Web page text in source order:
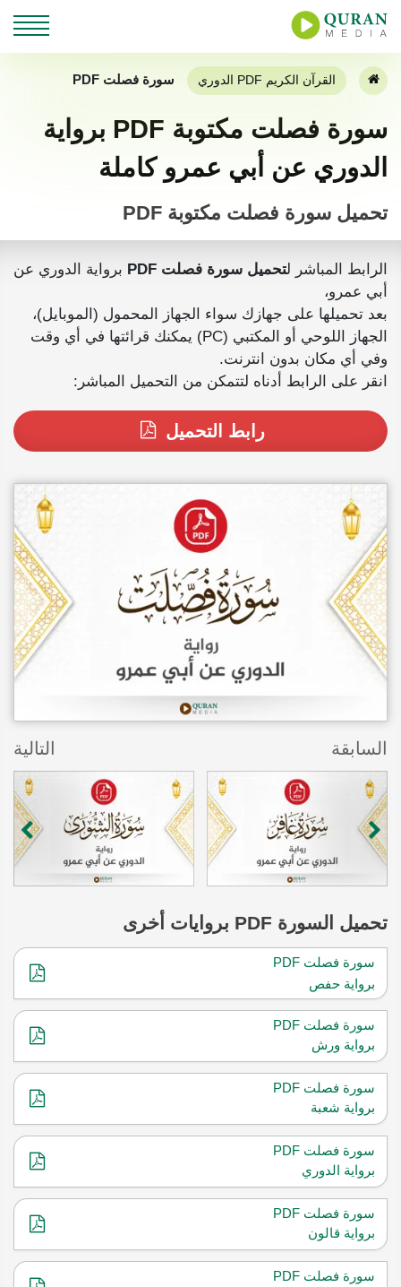
القرآن الكريم PDF الدوري سورة فصلت PDF
سورة فصلت مكتوبة PDF برواية
الدوري عن أبي عمرو كاملة
تحميل سورة فصلت مكتوبة PDF
الرابط المباشر لتحميل سورة فصلت PDF
برواية الدوري عن
أبي عمرو،
بعد تحميلها على جهازك سواء الجهاز المحمول (الموبايل)،
الجهاز اللوحي أو المكتبي (PC) يمكنك قرائتها في أي وقت
وفي أي مكان بدون انترنت.
انقر على الرابط أدناه لتتمكن من التحميل المباشر:
رابط التحميل
السابقة التالية
تحميل السورة
سورة فصلت PDF
برواية حفص
سورة فصلت PDF
برواية ورش
سورة فصلت PDF
برواية شعبة
سورة فصلت PDF
برواية الدوري
سورة فصلت PDF
برواية قالون
سورة فصلت PDF